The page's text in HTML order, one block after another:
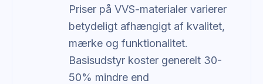
Priser på VVS-materialer varierer
betydeligt afhængigt af kvalitet,
mærke og funktionalitet.
Basisudstyr koster generelt 30-
50% mindre end